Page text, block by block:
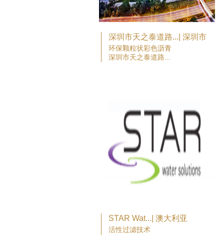
深圳市天之泰道路...| 深圳市
环保颗粒状彩色沥青
深圳市天之泰道路...
STAR Wat...| 澳大利亚
活性过滤技术